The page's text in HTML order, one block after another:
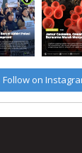
Follow on